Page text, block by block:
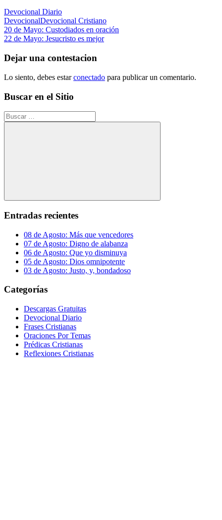
Devocional Diario
DevocionalDevocional Cristiano
Navegación
de
entradas
Entrada
anterior:
20 de Mayo: Custodiados en oración
Siguiente
22 de Mayo: Jesucristo es mejor
Dejar una contestacion
Lo siento, debes estarconectado para publicar un comentario.
Buscar en el Sitio
Buscar:
Buscar
Entradas recientes
08 de Agosto: Más que vencedores
07 de Agosto: Digno de alabanza
06 de Agosto: Que yo disminuya
05 de Agosto: Dios omnipotente
03 de Agosto: Justo, y, bondadoso
Categorías
Descargas Gratuitas
Devocional Diario
Frases Cristianas
Oraciones Por Temas
Prédicas Cristianas
Reflexiones Cristianas